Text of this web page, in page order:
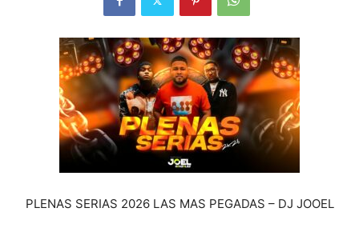
PLENAS SERIAS 2026 LAS MAS PEGADAS – DJ JOOEL